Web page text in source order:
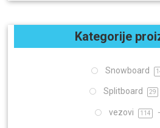
Kategorije
Snowboard
Splitboard 29
vezovi 114